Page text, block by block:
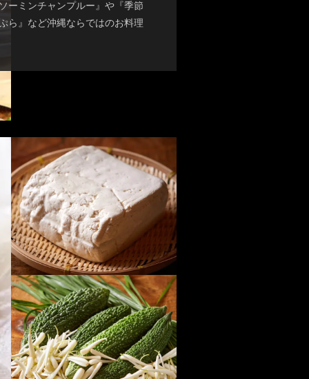
ーミンチャンプルー』や『季節
ら』など沖縄ならではのお料理